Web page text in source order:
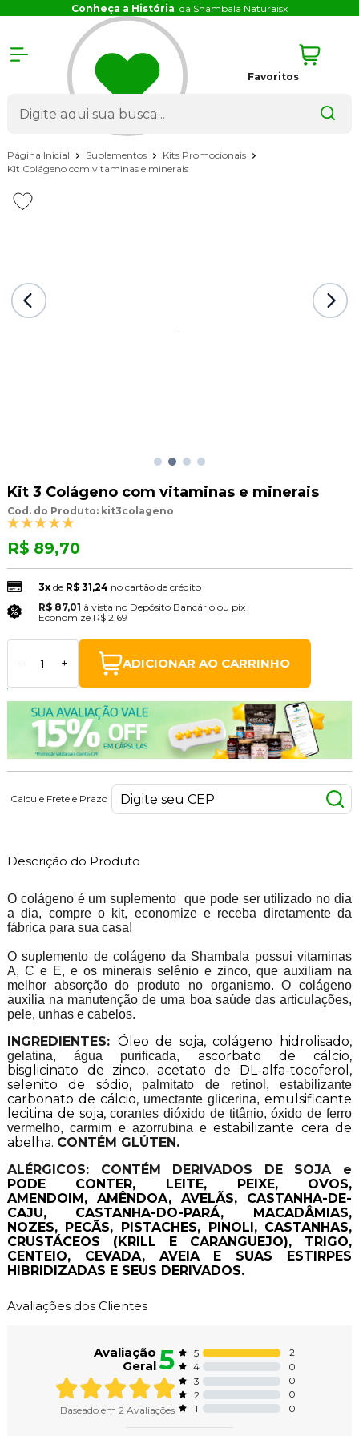
Conheça a História da Shambala Naturaisx
Favoritos
Página Inicial Suplementos
Kits Promocionais
Kit Colágeno com vitaminas e minerais
Kit 3 Colágeno com vitaminas e minerais
Cod. do Produto: kit3colageno
R$ 89,70
3xde R$ 31,24 no cartão de crédito
R$ 87,01 à vista no Depósito Bancário ou pix
Economize R$ 2,69
- + ADICIONAR AO CARRINHO
Calcule Frete e Prazo
Descrição do Produto
O colágeno é um suplemento que pode ser utilizado no dia
a dia, compre o kit, economize e receba diretamente da
fábrica para sua casa!
O suplemento de colágeno da Shambala possui vitaminas
A, C e E, e os minerais selênio e zinco, que auxiliam na
melhor absorção do produto no organismo. O colágeno
auxilia na manutenção de uma boa saúde das articulações,
pele, unhas e cabelos.
INGREDIENTES: Óleo de soja, colágeno hidrolisado,
gelatina, água purificada,
ascorbato de cálcio,
bisglicinato de zinco, acetato de DL-alfa-tocoferol,
selenito de sódio,palmitato de retinol, estabilizante
carbonato de cálcio, umectante glicerina,emulsificante
lecitina de soja,corantes dióxido de titânio, óxido de ferro
vermelho, carmim e azorrubina eestabilizante cera de
abelha. CONTÉM GLÚTEN.
ALÉRGICOS: CONTÉM DERIVADOS DE SOJA e
PODE CONTER, LEITE, PEIXE, OVOS,
AMENDOIM, AMÊNDOA, AVELÃS, CASTANHA-DE-
CAJU, CASTANHA-DO-PARÁ, MACADÂMIAS,
NOZES, PECÃS, PISTACHES, PINOLI, CASTANHAS,
CRUSTÁCEOS (KRILL E CARANGUEJO), TRIGO,
CENTEIO, CEVADA, AVEIA E SUAS ESTIRPES
HIBRIDIZADAS E SEUS DERIVADOS.
Avaliações dos Clientes
Avaliação
Geral5
Baseado em 2Avaliações
5
2
4
0
3
0
2
0
1
0